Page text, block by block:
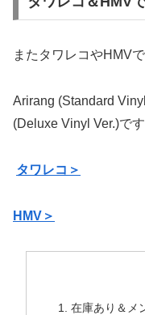
またタワレコやHMV
Arirang (Standard
(Deluxe Vinyl Ver.)です
タワレコ＞
HMV＞
在庫あり＆メ